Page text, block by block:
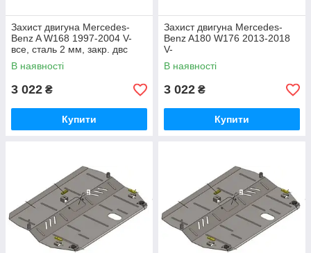
Захист двигуна Mercedes-
Benz A W168 1997-2004 V-
все, сталь 2 мм, закр. двс
+рад + кп
В наявності
3 022 ₴
Купити
Захист двигуна Mercedes-
Benz A180 W176 2013-2018
V-
1,6/1,8/2,0/1,6cdi/1,8cdi/2,0CD
I, сталь 2 мм
В наявності
3 022 ₴
Купити